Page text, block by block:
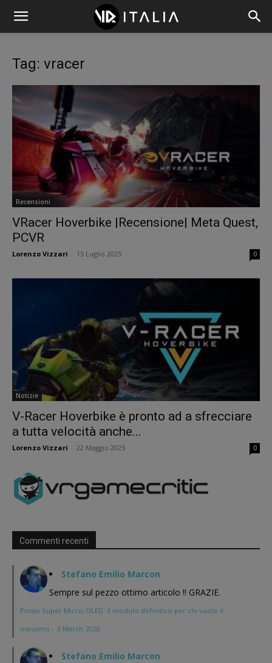
Tag: vracer
Recensioni
VRacer Hoverbike |Recensione| Meta Quest,
PCVR
Lorenzo Vizzari 15 Luglio 2025 0
Notizie
V-Racer Hoverbike è pronto ad a sfrecciare
a tutta velocità anche...
Lorenzo Vizzari 22 Maggio 2025 0
Commenti recenti
Stefano Emilio Marcon
Sempre sul pezzo ottimo articolo !! GRAZIE.
Pimax Super Micro-OLED: il modulo definitivo per chi vuole il
massimo · 5 March 2026
Stefano Emilio Marcon